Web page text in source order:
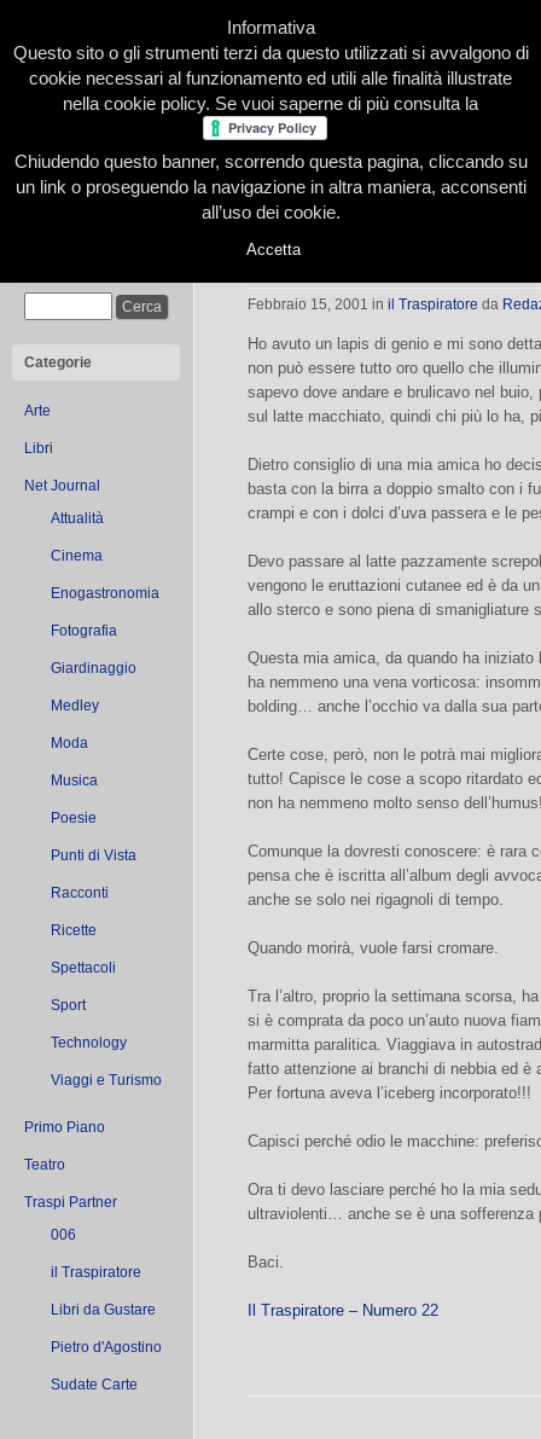
Home Presentazione Redazione Le nostre firme
Categorie
Arte
Libri
Net Journal
Attualità
Cinema
Enogastronomia
Fotografia
Giardinaggio
Medley
Moda
Musica
Poesie
Punti di Vista
Racconti
Ricette
Spettacoli
Sport
Technology
Viaggi e Turismo
Primo Piano
Teatro
Traspi Partner
006
il Traspiratore
Libri da Gustare
Pietro d'Agostino
Sudate Carte
Lampi di luce
Febbraio 15, 2001 in il Traspiratore da
Ho avuto un lapis di genio e mi sono
non può essere tutto oro quello che
sapevo dove andare e brulicavo nel
sul latte macchiato, quindi chi più lo ha,
Dietro consiglio di una mia amica ho
basta con la birra a doppio smalto con i
crampi e con i dolci d’uva passera e le
Devo passare al latte pazzamente
vengono le eruttazioni cutanee ed è da
allo sterco e sono piena di smanigliature
Questa mia amica, da quando ha
ha nemmeno una vena vorticosa:
bolding… anche l’occhio va dalla sua
Certe cose, però, non le potrà mai
tutto! Capisce le cose a scopo ritardato
non ha nemmeno molto senso
Comunque la dovresti conoscere: è rara
pensa che è iscritta all’album degli
anche se solo nei rigagnoli di tempo.
Quando morirà, vuole farsi cromare.
Tra l’altro, proprio la settimana scorsa,
si è comprata da poco un’auto nuova
marmitta paralitica. Viaggiava in
fatto attenzione ai branchi di nebbia ed è
Per fortuna aveva l’iceberg incorporato!!!
Capisci perché odio le macchine:
Ora ti devo lasciare perché ho la mia
ultraviolenti… anche se è una sofferenza
Baci.
Il Traspiratore – Numero 22
Informativa
Questo sito o gli strumenti terzi da questo utilizzati si avvalgono di
cookie necessari al funzionamento ed utili alle finalità illustrate
nella cookie policy. Se vuoi saperne di più consulta la
Chiudendo questo banner, scorrendo questa pagina, cliccando su
un link o proseguendo la navigazione in altra maniera, acconsenti
all’uso dei cookie.
Accetta